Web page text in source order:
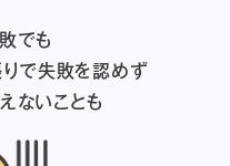
でも
りで失敗を認めず
ないことも